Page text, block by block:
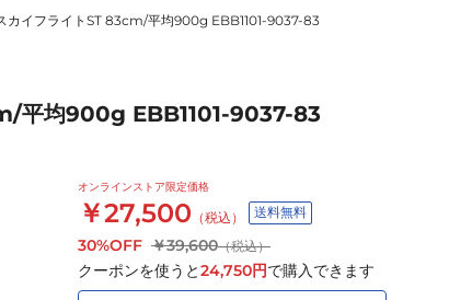
カイフライトST 83cm/平均900g EBB1101-9037-83
平均900g EBB1101-9037-83
オンラインストア限定価格
￥27,500 （税込） 送料無料
30%OFF ￥39,600（税込）
クーポンを使うと24,750円で購入できます